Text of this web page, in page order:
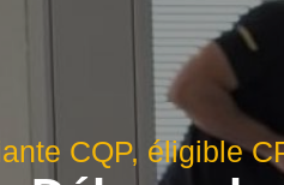
CQP, éligible